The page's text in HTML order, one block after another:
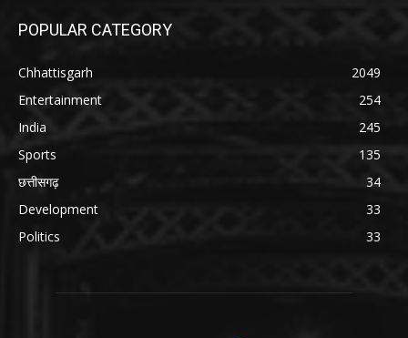
POPULAR CATEGORY
Chhattisgarh
2049
Entertainment
254
India
245
Sports
135
छत्तीसगढ़
34
Development
33
Politics
33